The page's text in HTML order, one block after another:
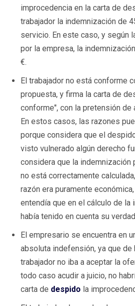
improcedencia en la carta de
trabajador la indemnización de
servicio. En este caso, y según
por la empresa, la
€.
El trabajador no está conforme
propuesta, y firma la carta de
conforme", con la pretensión de
En estos casos, las razones
porque considera que el
visto vulnerado algún derecho
considera que la indemnización
no está correctamente
razón era puramente
entendía que en el cálculo de la
había tenido en cuenta su
El empresario se encuentra en
absoluta indefensión, ya que de
trabajador no iba a aceptar la
todo caso acudir a juicio, no
carta de despido la